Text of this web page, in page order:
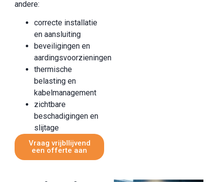
andere:
correcte installatie
en aansluiting
beveiligingen en
aardingsvoorzieningen
thermische
belasting en
kabelmanagement
zichtbare
beschadigingen en
slijtage
Vraag vrijbllijvend
een offerte aan